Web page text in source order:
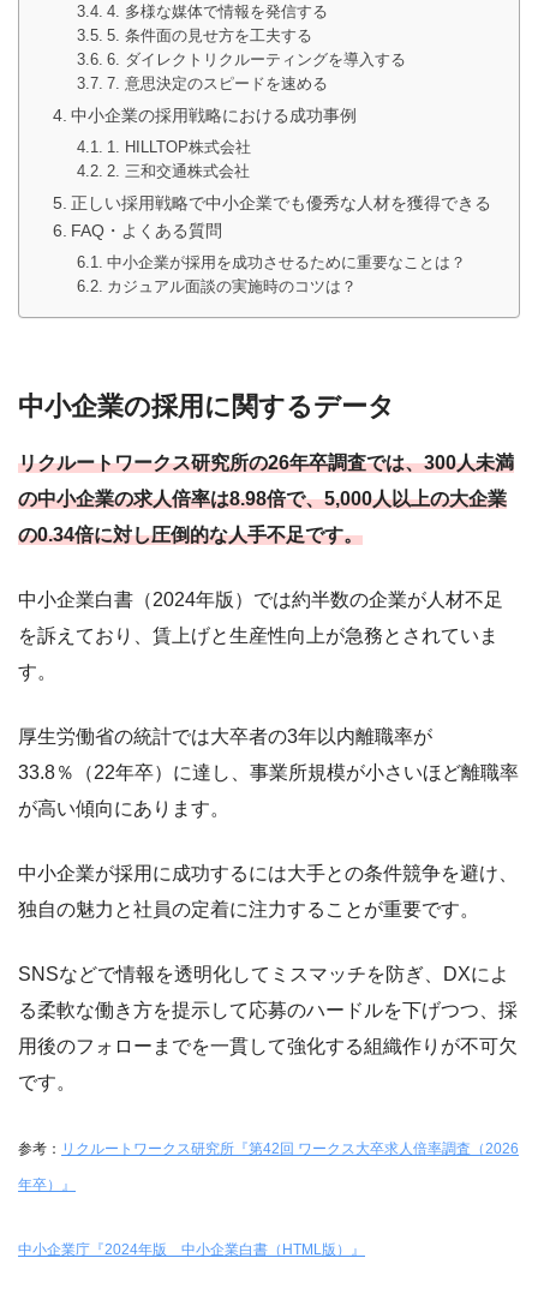
4. 多様な媒体で情報を発信する
5. 条件面の見せ方を工夫する
6. ダイレクトリクルーティングを導入する
7. 意思決定のスピードを速める
中小企業の採用戦略における成功事例
1. HILLTOP株式会社
2. 三和交通株式会社
正しい採用戦略で中小企業でも優秀な人材を獲得できる
FAQ・よくある質問
中小企業が採用を成功させるために重要なことは？
カジュアル面談の実施時のコツは？
中小企業の採用に関するデータ
リクルートワークス研究所の26年卒調査では、300人未満
の中小企業の求人倍率は8.98倍で、5,000人以上の大企業
の0.34倍に対し圧倒的な人手不足です。
中小企業白書（2024年版）では約半数の企業が人材不足
を訴えており、賃上げと生産性向上が急務とされていま
す。
厚生労働省の統計では大卒者の3年以内離職率が
33.8％（22年卒）に達し、事業所規模が小さいほど離職率
が高い傾向にあります。
中小企業が採用に成功するには大手との条件競争を避け、
独自の魅力と社員の定着に注力することが重要です。
SNSなどで情報を透明化してミスマッチを防ぎ、DXによ
る柔軟な働き方を提示して応募のハードルを下げつつ、採
用後のフォローまでを一貫して強化する組織作りが不可欠
です。
参考： リクルートワークス研究所『第42回 ワークス大卒求人倍率調査（2026
年卒）』
中小企業庁『2024年版 中小企業白書（HTML版）』